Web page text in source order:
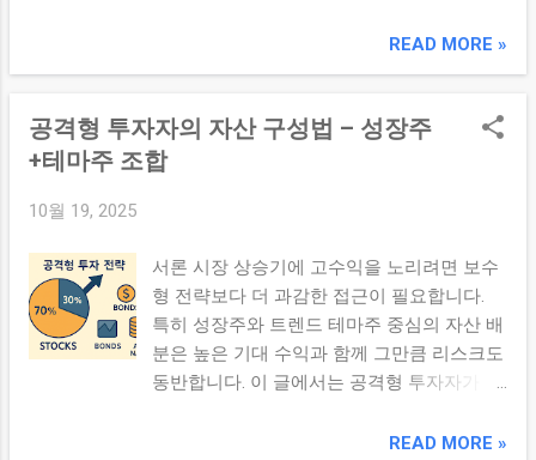
은 5% 하락만으로도 불안함을 느낄 수 있습
니다. 따라서 투자 전략은 자신의 성향을 먼
투자 성향 공격형 투자자 중립형 투자자 안정
형 투자자 2. 공격형 투자자의 특징 공격형 투
호 시장 하락에 대한 내성 높음 3. 공격형 ETF
포트폴리오 예시 자산 비중 미국 지수 ETF
50% NASDAQ ETF 20% 신흥국 ETF 20% 채권
ETF 10% 성장성을 극대화하는 구조입니다. 4.
중립형 투자자의 특징 중립형 투자자는 성장
많은 개인 투자자가 해당 유형에 속합니다.
사람마다 다릅니다. 따라서 투자 전략은 단순
히 수익률이 아니라 개인의 성향과 투자 목표
적인 자산배분은 높은 수익보다 자신의 위험
감수 수준에 맞는 구조를 만드는 것이며, 투
제이기도 합니다. 자신의 성향에 맞지 않는
포트폴리오는 시장 하락 시 쉽게 무너질 수
있습니다. 대표 문제 패닉 매도 장기 투자 포
기 과도한 스트레스 잦은 매매 따라서 투자
성향 파악이 우선입니다. 2. 공격형 투자자
변동성도 감수할 수 있는 투자자입니다. 특징
READ MORE »
공격형 투자자의 자산 구성법 – 성장주
+테마주 조합
10월 19, 2025
서론 시장 상승기에 고수익을 노리려면 보수
형 전략보다 더 과감한 접근이 필요합니다.
특히 성장주와 트렌드 테마주 중심의 자산 배
분은 높은 기대 수익과 함께 그만큼 리스크도
동반합니다. 이 글에서는 공격형 투자자가 고
리해 보겠습니다. 본론 1. 공격형 전략의 철학
READ MORE »